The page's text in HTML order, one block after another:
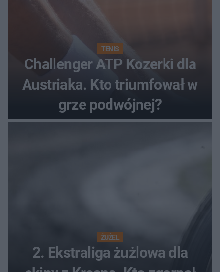
TENIS
Challenger ATP Kozerki dla
Austriaka. Kto triumfował w
grze podwójnej?
ŻUŻEL
2. Ekstraliga żużlowa dla